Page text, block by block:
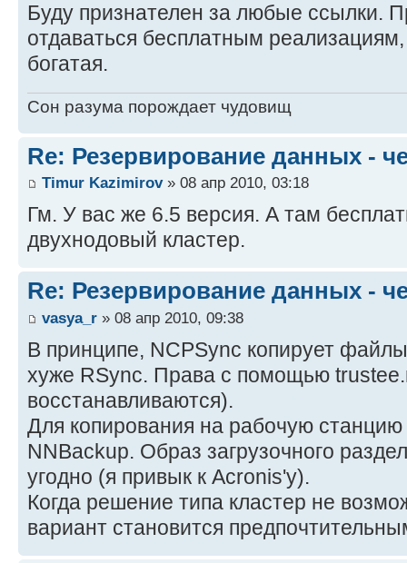
Буду признателен за любые ссылки.
отдаваться бесплатным
богатая.
Сон разума порождает чудовищ
Re: Резервирование данных -
Timur Kazimirov» 08 апр 2010, 03:18
Гм. У вас же 6.5 версия. А там
двухнодовый кластер.
Re: Резервирование данных -
vasya_r » 08 апр 2010, 09:38
В принципе, NCPSync копирует
хуже RSync. Права с помощью
восстанавливаются).
Для копирования на рабочую
NNBackup. Образ загрузочного
угодно (я привык к Acronis'у).
Когда решение типа кластер не
вариант становится